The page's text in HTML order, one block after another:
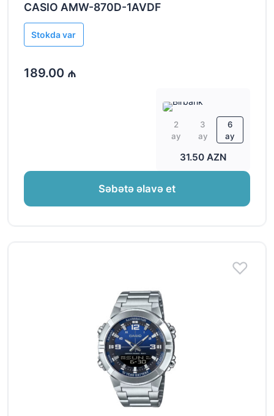
CASIO AMW-870D-1AVDF
Stokda var
189.00 ₼
2
ay
3
ay
6
ay
31.50 AZN
Səbətə əlavə et